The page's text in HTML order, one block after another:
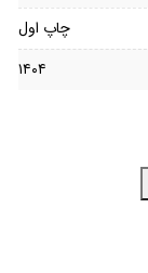
چاپ اول
۱۴۰۴